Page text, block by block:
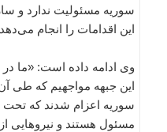
سوریه مسئولیت ندارد و
این اقدامات را انجام
وی ادامه داده است: «ما
این جبهه مواجهیم که طی
سوریه اعزام شدند که